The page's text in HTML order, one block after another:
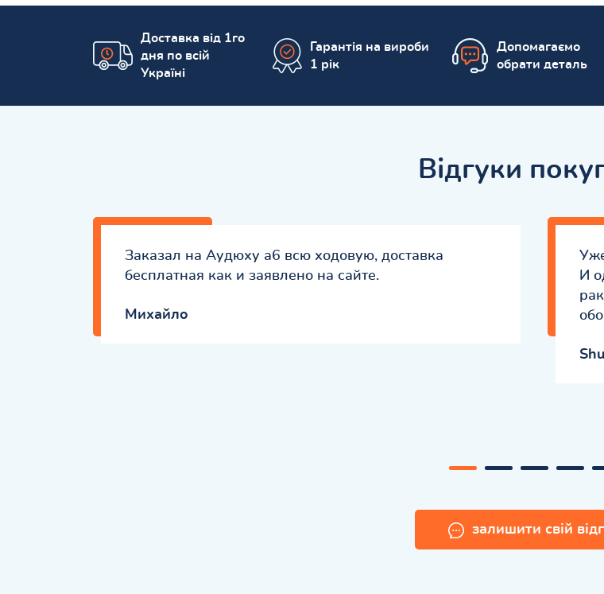
Доставка від 1го
дня по всій
Україні
Гарантія на вироби
1 рік
Допомагаємо
обрати деталь
Відгуки
Заказал на Аудюху а6 всю ходовую, доставка
бесплатная как и заявлено на сайте.
Михайло
И
залишити свій